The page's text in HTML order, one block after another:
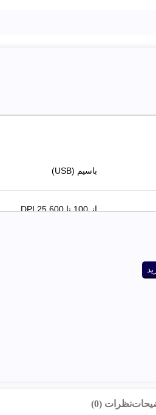
باسیم (USB)
از 100 تا 25,600 DPI
نظرات (0)